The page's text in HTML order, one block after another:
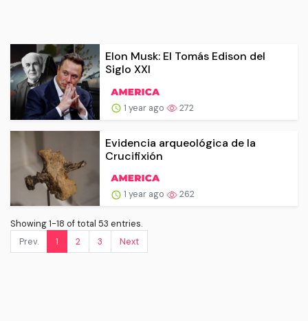
Elon Musk: El Tomás Edison del
Siglo XXI
1 year ago 272
Evidencia arqueológica de la
Crucifixión
1 year ago 262
Showing 1-18 of total 53 entries.
Prev.
1 2 3 Next